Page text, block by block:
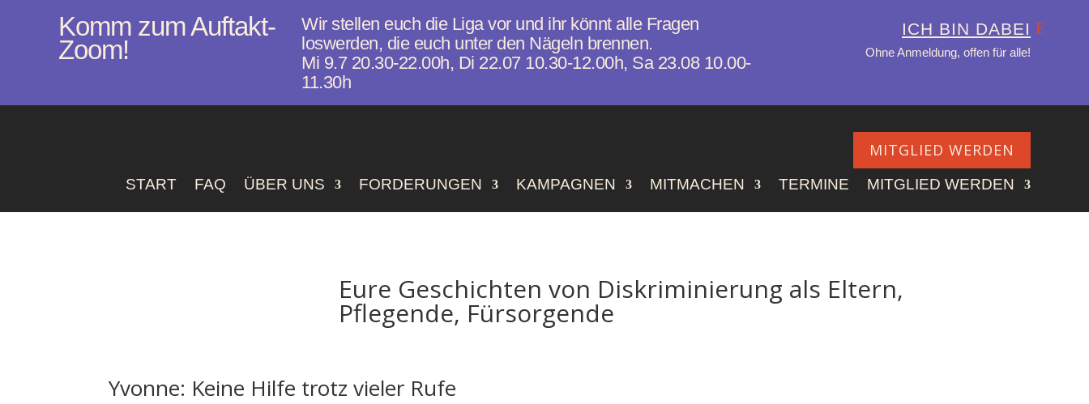
Komm zum Auftakt-
Zoom!
Wir stellen euch die Liga vor und ihr könnt alle Fragen
loswerden, die euch unter den Nägeln brennen.
Mi 9.7 20.30-22.00h, Di 22.07 10.30-12.00h, Sa 23.08 10.00-
11.30h
ICH BIN DABEI
Ohne Anmeldung, offen für alle!
MITGLIED WERDEN
START FAQ ÜBER UNS FORDERUNGEN KAMPAGNEN MITMACHEN TERMINE MITGLIED WERDEN
Eure Geschichten von Diskriminierung als Eltern,
Pflegende, Fürsorgende
Yvonne: Keine Hilfe trotz vieler Rufe